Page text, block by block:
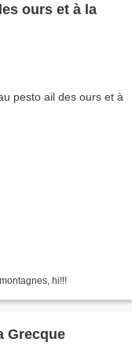
ours et à la
hi!!!
Grecque